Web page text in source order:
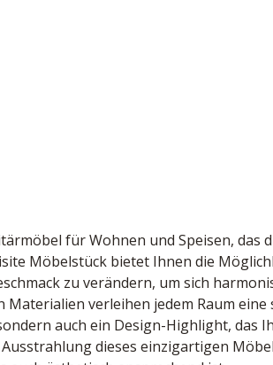
für Wohnen und Speisen, das
Möbelstück bietet Ihnen die
zu verändern, um sich
verleihen jedem Raum eine
auch ein Design-Highlight, das
dieses einzigartigen